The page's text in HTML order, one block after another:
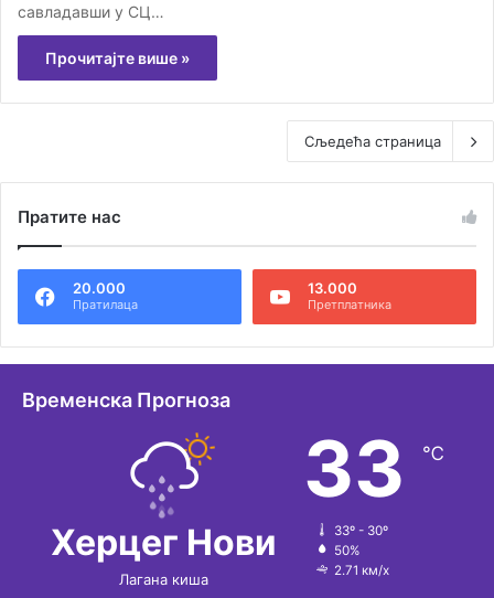
савладавши у СЦ…
Прочитајте више »
Сљедећа страница
Пратите нас
20.000
Пратилаца
13.000
Претплатника
Временска Прогноза
Херцег Нови
Лагана киша
33 ℃
33º - 30º
50%
2.71 км/х